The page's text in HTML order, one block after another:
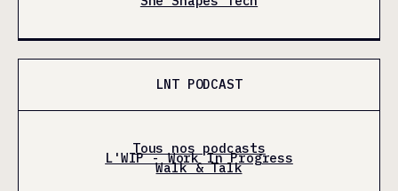
LNT PODCAST
Tous nos podcasts
L'WIP - Work In Progress
Walk & Talk